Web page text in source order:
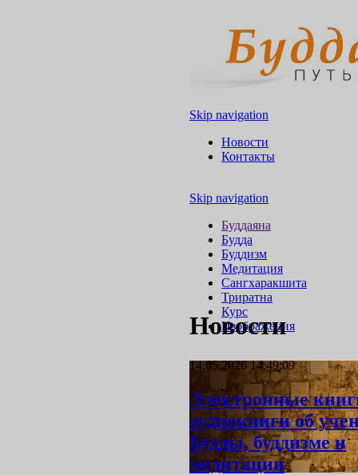
Skip navigation
Новости
Контакты
Skip navigation
Буддаяна
Будда
Буддизм
Медитация
Сангхаракшита
Триратна
Курс
Изображения
Новости
14.05.2026 14:49:09
Электронные
аудиокниги об
Будды, буддизме и
медитации